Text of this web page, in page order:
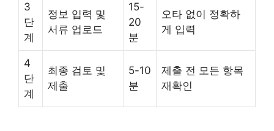
3
단
계
정보 입력 및
서류 업로드
15-
20
분
오타 없이 정확하
게 입력
4
단
계
최종 검토 및
제출
5-10
분
제출 전 모든 항목
재확인